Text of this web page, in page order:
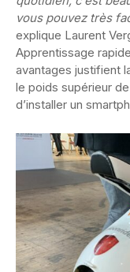
vous pouvez très
explique Laurent
Apprentissage
avantages justifient
le poids supérieur
d’installer un